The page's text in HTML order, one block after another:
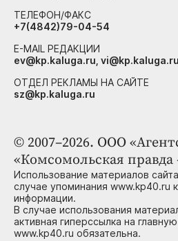
© 2007–2026. ООО
«Комсомольская правда
Использование материалов
случае упоминания www.kp40.ru
информации.
В случае использования
активная гиперссылка на
www.kp40.ru обязательна.
ТЕЛЕФОН/ФАКС
+7(4842)79-04-54
E-MAIL РЕДАКЦИИ
ev@kp.kaluga.ru, vi@kp.kaluga.ru
ОТДЕЛ РЕКЛАМЫ НА САЙТЕ
sz@kp.kaluga.ru